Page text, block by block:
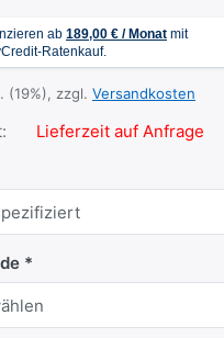
(19%), zzgl. Versandkosten
Lieferzeit auf Anfrage